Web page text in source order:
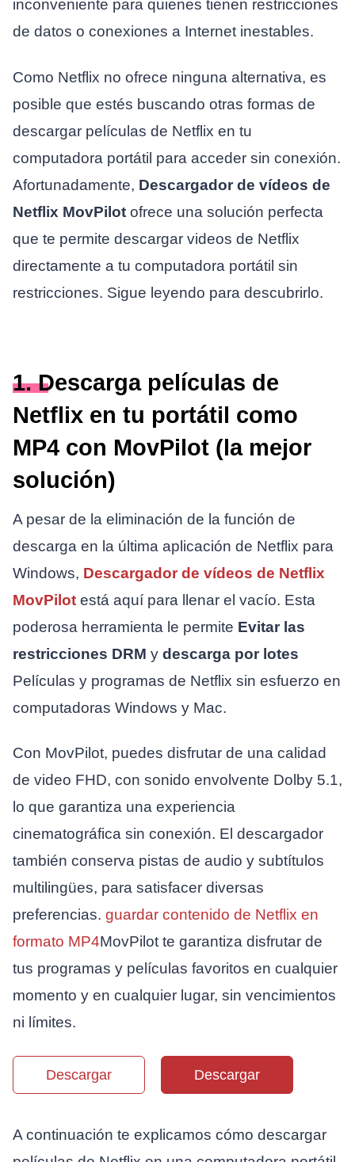
inconveniente para quienes tienen restricciones
de datos o conexiones a Internet inestables.
Como Netflix no ofrece ninguna alternativa, es
posible que estés buscando otras formas de
descargar películas de Netflix en tu
computadora portátil para acceder sin conexión.
Afortunadamente, Descargador de vídeos de
Netflix MovPilotofrece una solución perfecta
que te permite descargar videos de Netflix
directamente a tu computadora portátil sin
restricciones. Sigue leyendo para descubrirlo.
1. Descarga películas de
Netflix en tu portátil como
MP4 con MovPilot (la mejor
solución)
A pesar de la eliminación de la función de
descarga en la última aplicación de Netflix para
Windows, Descargador de vídeos de Netflix
MovPilotestá aquí para llenar el vacío. Esta
poderosa herramienta le permite Evitar las
restricciones DRM y descarga por lotes
Películas y programas de Netflix sin esfuerzo en
computadoras Windows y Mac.
Con MovPilot, puedes disfrutar de una calidad
de video FHD, con sonido envolvente Dolby 5.1,
lo que garantiza una experiencia
cinematográfica sin conexión. El descargador
también conserva pistas de audio y subtítulos
multilingües, para satisfacer diversas
preferencias. guardar contenido de Netflix en
formato MP4MovPilot te garantiza disfrutar de
tus programas y películas favoritos en cualquier
momento y en cualquier lugar, sin vencimientos
ni límites.
Descargar Descargar
A continuación te explicamos cómo descargar